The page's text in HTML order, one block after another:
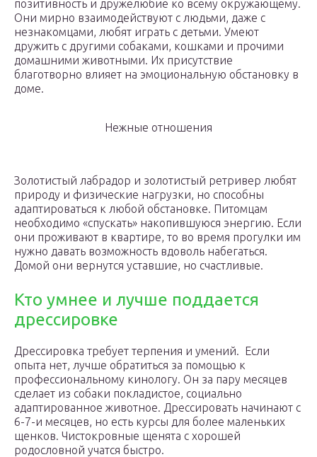
позитивность и дружелюбие ко всему окружающему.
Они мирно взаимодействуют с людьми, даже с
незнакомцами, любят играть с детьми. Умеют
дружить с другими собаками, кошками и прочими
домашними животными. Их присутствие
благотворно влияет на эмоциональную обстановку в
доме.
Нежные отношения
Золотистый лабрадор и золотистый ретривер любят
природу и физические нагрузки, но способны
адаптироваться к любой обстановке. Питомцам
необходимо «спускать» накопившуюся энергию. Если
они проживают в квартире, то во время прогулки им
нужно давать возможность вдоволь набегаться.
Домой они вернутся уставшие, но счастливые.
Кто умнее и лучше поддается
дрессировке
Дрессировка требует терпения и умений. Если
опыта нет, лучше обратиться за помощью к
профессиональному кинологу. Он за пару месяцев
сделает из собаки покладистое, социально
адаптированное животное. Дрессировать начинают с
6-7-и месяцев, но есть курсы для более маленьких
щенков. Чистокровные щенята с хорошей
родословной учатся быстро.